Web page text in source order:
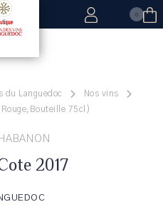
0
du Languedoc
Nos vins
75cl)
2017